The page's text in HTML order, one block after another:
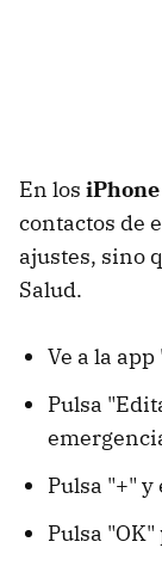
En los iPhone
contactos de
ajustes, sino
Salud.
Ve a la
Pulsa
Pulsa "+"
Pulsa